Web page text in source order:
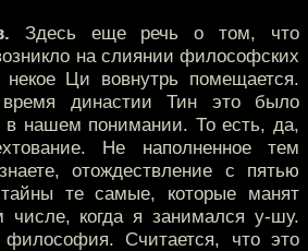
Здесь еще речь о том, что
на слиянии философских
некое Ци вовнутрь помещается.
династии Тин это было
в нашем понимании. То есть, да,
Не наполненное тем
отождествление с пятью
те самые, которые манят
когда я занимался у-шу.
Считается, что это